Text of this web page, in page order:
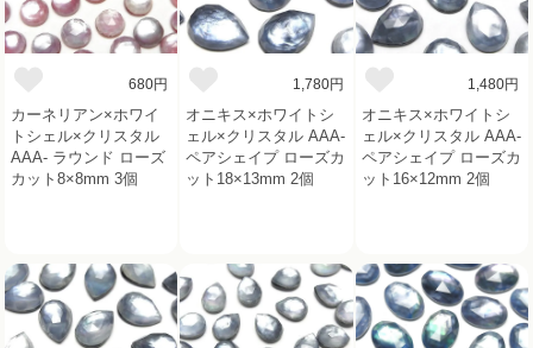
680円
カーネリアン×ホワイ
トシェル×クリスタル
AAA- ラウンド ローズ
カット8×8mm 3個
1,780円
オニキス×ホワイトシ
ェル×クリスタル AAA-
ペアシェイプ ローズカ
ット18×13mm 2個
1,480円
オニキス×ホワイトシ
ェル×クリスタル AAA-
ペアシェイプ ローズカ
ット16×12mm 2個